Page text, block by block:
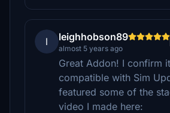
l leighhobson89
almost 5 years ago
Great Addon! I confirm
compatible with Sim
featured some of the
video I made here: